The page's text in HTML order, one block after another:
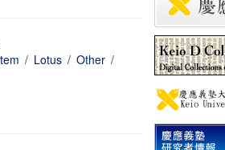
/ Lotus / Other /